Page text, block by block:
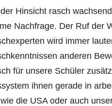
Hinsicht rasch
Nachfrage. Der Ruf der
wird immer
anderen
für unsere Schüler
ihnen gerade in
die USA oder auch